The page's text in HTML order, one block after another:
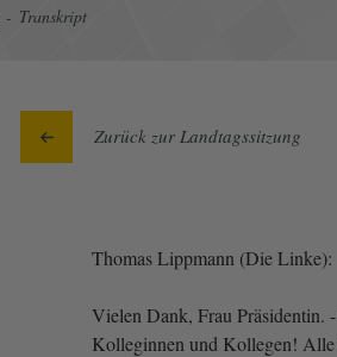
Transkript
Zurück zur Landtagssitzung
Thomas Lippmann (Die Linke):
Vielen Dank, Frau Präsidentin.
Kolleginnen und Kollegen! Alle